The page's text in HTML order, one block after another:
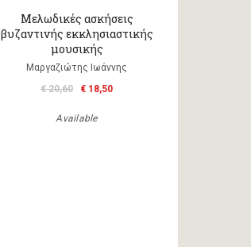
Μελωδικές ασκήσεις
βυζαντινής εκκλησιαστικής
μουσικής
Μαργαζιώτης Ιωάννης
€ 20,60
€ 18,50
Available